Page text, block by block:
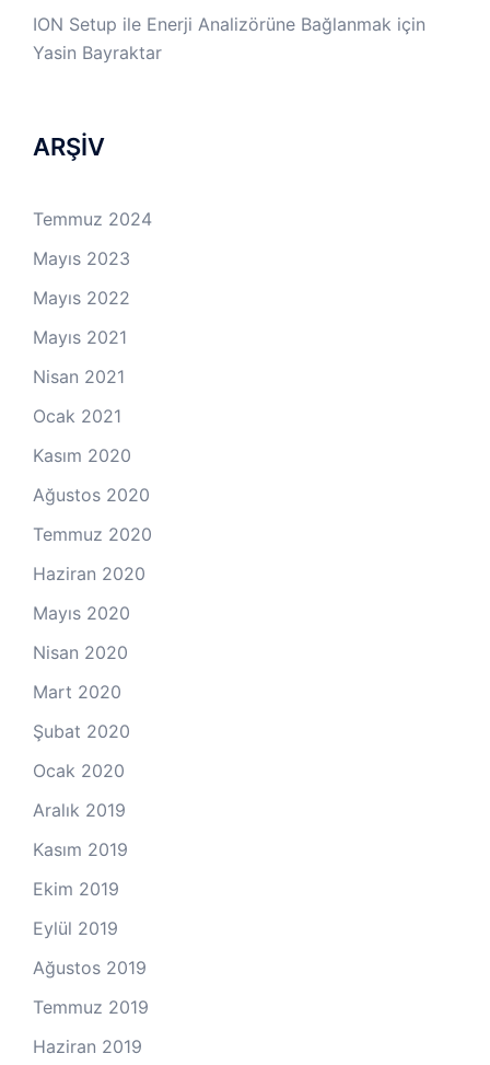
ION Setup ile Enerji Analizörüne Bağlanmak için
Yasin Bayraktar
ARŞİV
Temmuz 2024
Mayıs 2023
Mayıs 2022
Mayıs 2021
Nisan 2021
Ocak 2021
Kasım 2020
Ağustos 2020
Temmuz 2020
Haziran 2020
Mayıs 2020
Nisan 2020
Mart 2020
Şubat 2020
Ocak 2020
Aralık 2019
Kasım 2019
Ekim 2019
Eylül 2019
Ağustos 2019
Temmuz 2019
Haziran 2019